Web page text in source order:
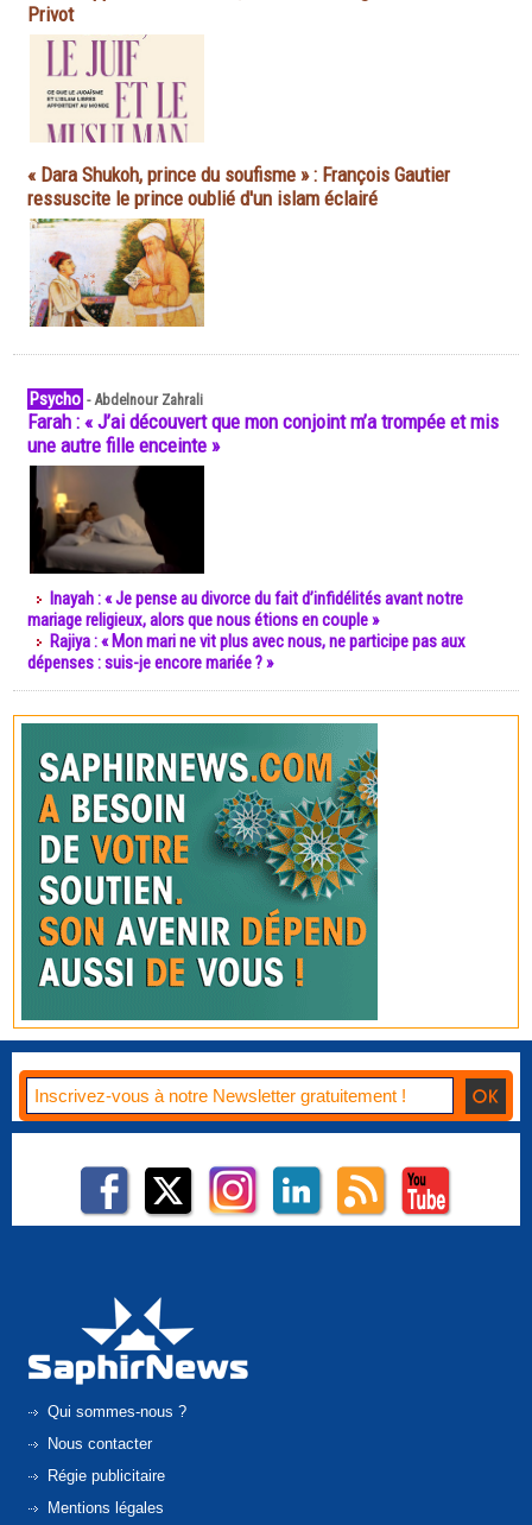
Privot
« Dara Shukoh, prince du soufisme » : François Gautier
ressuscite le prince oublié d'un islam éclairé
Psycho -Abdelnour Zahrali
Farah : « J’ai découvert que mon conjoint m’a trompée et mis
une autre fille enceinte »
Inayah : « Je pense au divorce du fait d’infidélités avant notre
mariage religieux, alors que nous étions en couple »
Rajiya : « Mon mari ne vit plus avec nous, ne participe pas aux
dépenses : suis-je encore mariée ? »
Qui sommes-nous ?
Nous contacter
Régie publicitaire
Mentions légales